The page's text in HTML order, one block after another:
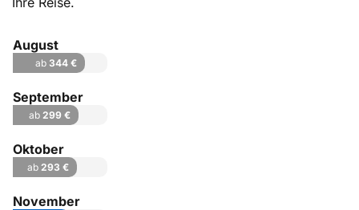
August
ab 344 €
September
ab 299 €
Oktober
ab293 €
November